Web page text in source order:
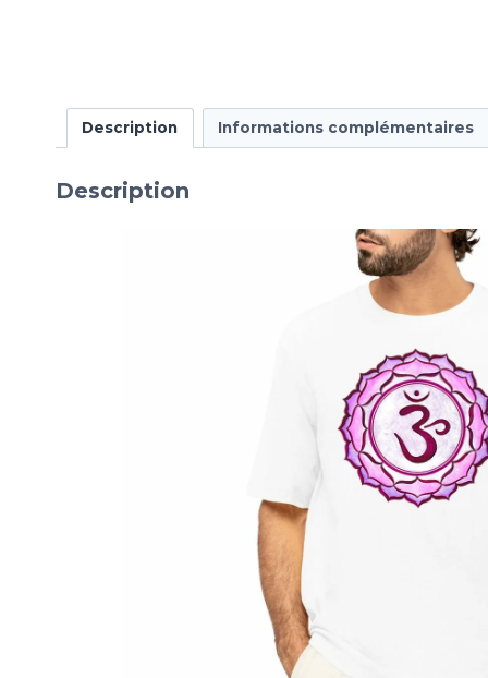
Description Informations complémentaires
Description